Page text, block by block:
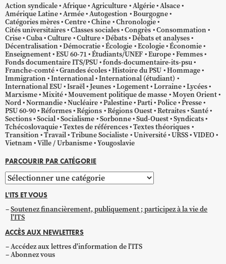
Action syndicale Afrique Agriculture Algérie Alsace
Amérique Latine Armée Autogestion
Bourgogne
Catégories mères Centre Chine Chronologie
Cités universitaires Classes sociales Congrès Consommation
Crise Cuba Culture Culture Débats Débats et analyses
Décentralisation Démocratie Écologie Ecologie Économie
Enseignement ESU 60-71 Étudiants/UNEF Europe Femmes
Fonds documentaire ITS/PSU fonds-documentaire-its-psu
Franche-comté Grandes écoles Histoire du PSU Hommage
Immigration International International (étudiant)
International ESU Israël Jeunes Logement Lorraine Lycées
Marxisme Mixité Mouvement politique de masse Moyen Orient
Nord Normandie Nucléaire Palestine Parti Police Presse
PSU 60-90 Réformes Régions Régions Ouest Retraites Santé
Sections Social Socialisme Sorbonne Sud-Ouest Syndicats
Tchécoslovaquie Textes de références Textes théoriques
Transition Travail Tribune Socialiste Université URSS VIDEO
Vietnam Ville / Urbanisme Yougoslavie
PARCOURIR PAR CATÉGORIE
Parcourir
par
catégorie
L'ITS ET VOUS
Soutenez financièrement, publiquement ; participez à la vie de
l'ITS
ACCÈS AUX NEWLETTERS
Accédez aux lettres d'information de l'ITS
Abonnez vous